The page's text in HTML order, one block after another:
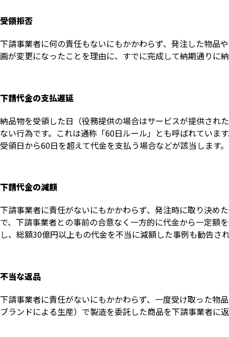
受領拒否
下請事業者に何の責任もないにもかかわらず、発注した物品
画が変更になったことを理由に、すでに完成して納期通りに
下請代金の支払遅延
納品物を受領した日（役務提供の場合はサービスが提供され
ない行為です。これは通称「60日ルール」とも呼ばれていま
受領日から60日を超えて代金を支払う場合などが該当します。
下請代金の減額
下請事業者に責任がないにもかかわらず、発注時に取り決め
で、下請事業者との事前の合意なく一方的に代金から一定額
し、総額30億円以上もの代金を不当に減額した事例も勧告さ
不当な返品
下請事業者に責任がないにもかかわらず、一度受け取った物
ブランドによる生産）で製造を委託した商品を下請事業者に